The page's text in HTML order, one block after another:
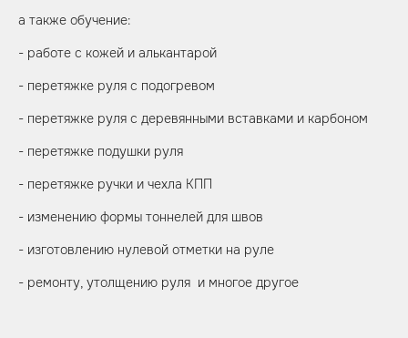
а также обучение:
- работе с кожей и алькантарой
- перетяжке руля с подогревом
- перетяжке руля с деревянными вставками и карбоном
- перетяжке подушки руля
- перетяжке ручки и чехла КПП
- изменению формы тоннелей для швов
- изготовлению нулевой отметки на руле
- ремонту, утолщению руля и многое другое